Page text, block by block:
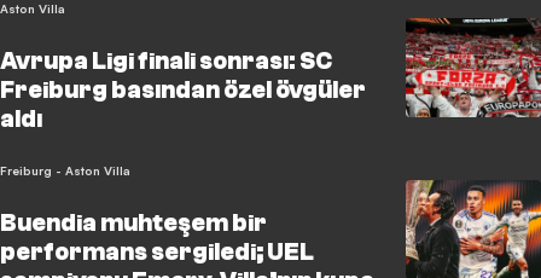
Aston Villa
Avrupa Ligi finali sonrası: SC
Freiburg basından özel övgüler
aldı
Freiburg - Aston Villa
Buendia muhteşem bir
performans sergiledi; UEL